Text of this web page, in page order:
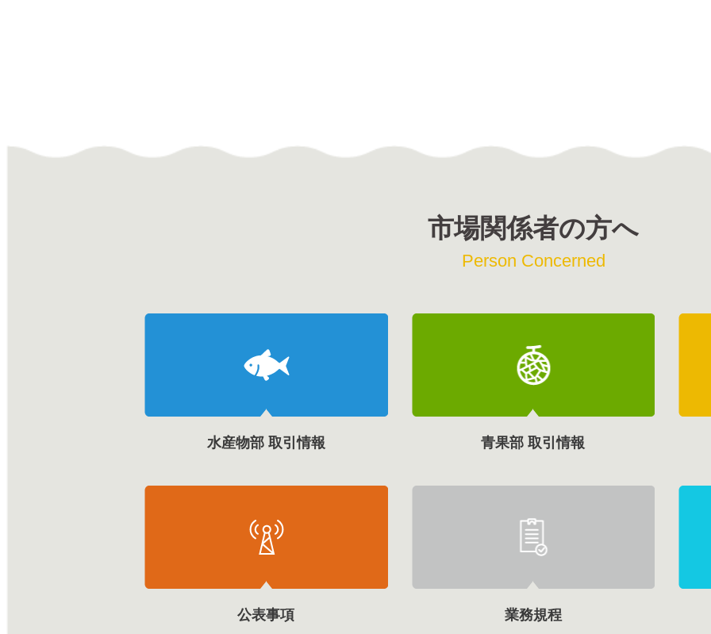
市場関係者の方へ
Person Concerned
水産物部 取引情報 青果部 取引情報
公表事項 業務規程